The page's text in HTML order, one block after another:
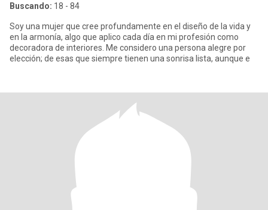
Buscando: 18 - 84
Soy una mujer que cree profundamente en el diseño de la vida y
en la armonía, algo que aplico cada día en mi profesión como
decoradora de interiores. Me considero una persona alegre por
elección; de esas que siempre tienen una sonrisa lista, aunque e